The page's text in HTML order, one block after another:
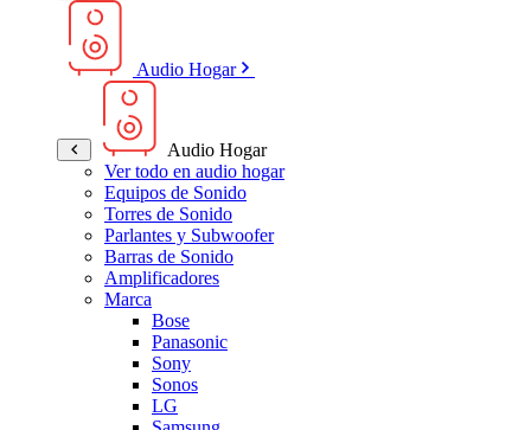
Audio Hogar
Audio Hogar
Ver todo en audio hogar
Equipos de Sonido
Torres de Sonido
Parlantes y Subwoofer
Barras de Sonido
Amplificadores
Marca
Bose
Panasonic
Sony
Sonos
LG